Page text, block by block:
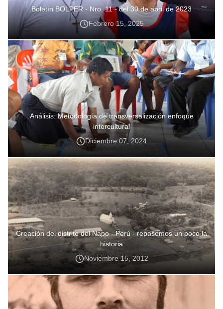
Boletín BOLPER - Nro. 11 - del 30 de abril de 2023
Febrero 15, 2025
Análisis: Metodología de transversalización enfoque
intercultural
Diciembre 07, 2024
Creación del distrito del Napo - Perú - repasemos un poco la
historia
Noviembre 15, 2012